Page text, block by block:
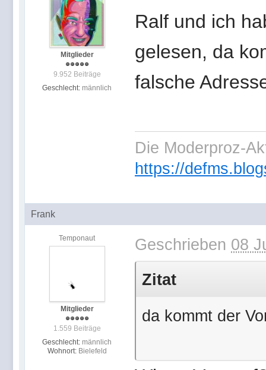
Mitglieder
9.952 Beiträge
Geschlecht: männlich
Ralf und ich
gelesen, da
falsche
Die Moderproz-
https://
Frank
Temponaut
Mitglieder
1.559 Beiträge
Geschlecht: männlich
Wohnort: Bielefeld
Geschrieben 08
Zitat
da kommt der